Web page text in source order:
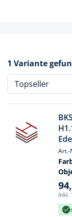
1 Variante
Art.-
Inkl.